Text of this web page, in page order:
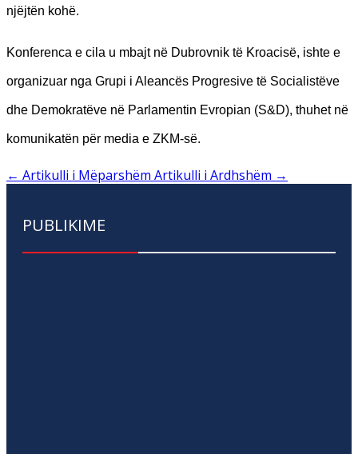
njëjtën kohë.
Konferenca e cila u mbajt në Dubrovnik të Kroacisë, ishte e
organizuar nga Grupi i Aleancës Progresive të Socialistëve
dhe Demokratëve në Parlamentin Evropian (S&D), thuhet në
komunikatën për media e ZKM-së.
← Artikulli i Mëparshëm Artikulli i Ardhshëm →
PUBLIKIME